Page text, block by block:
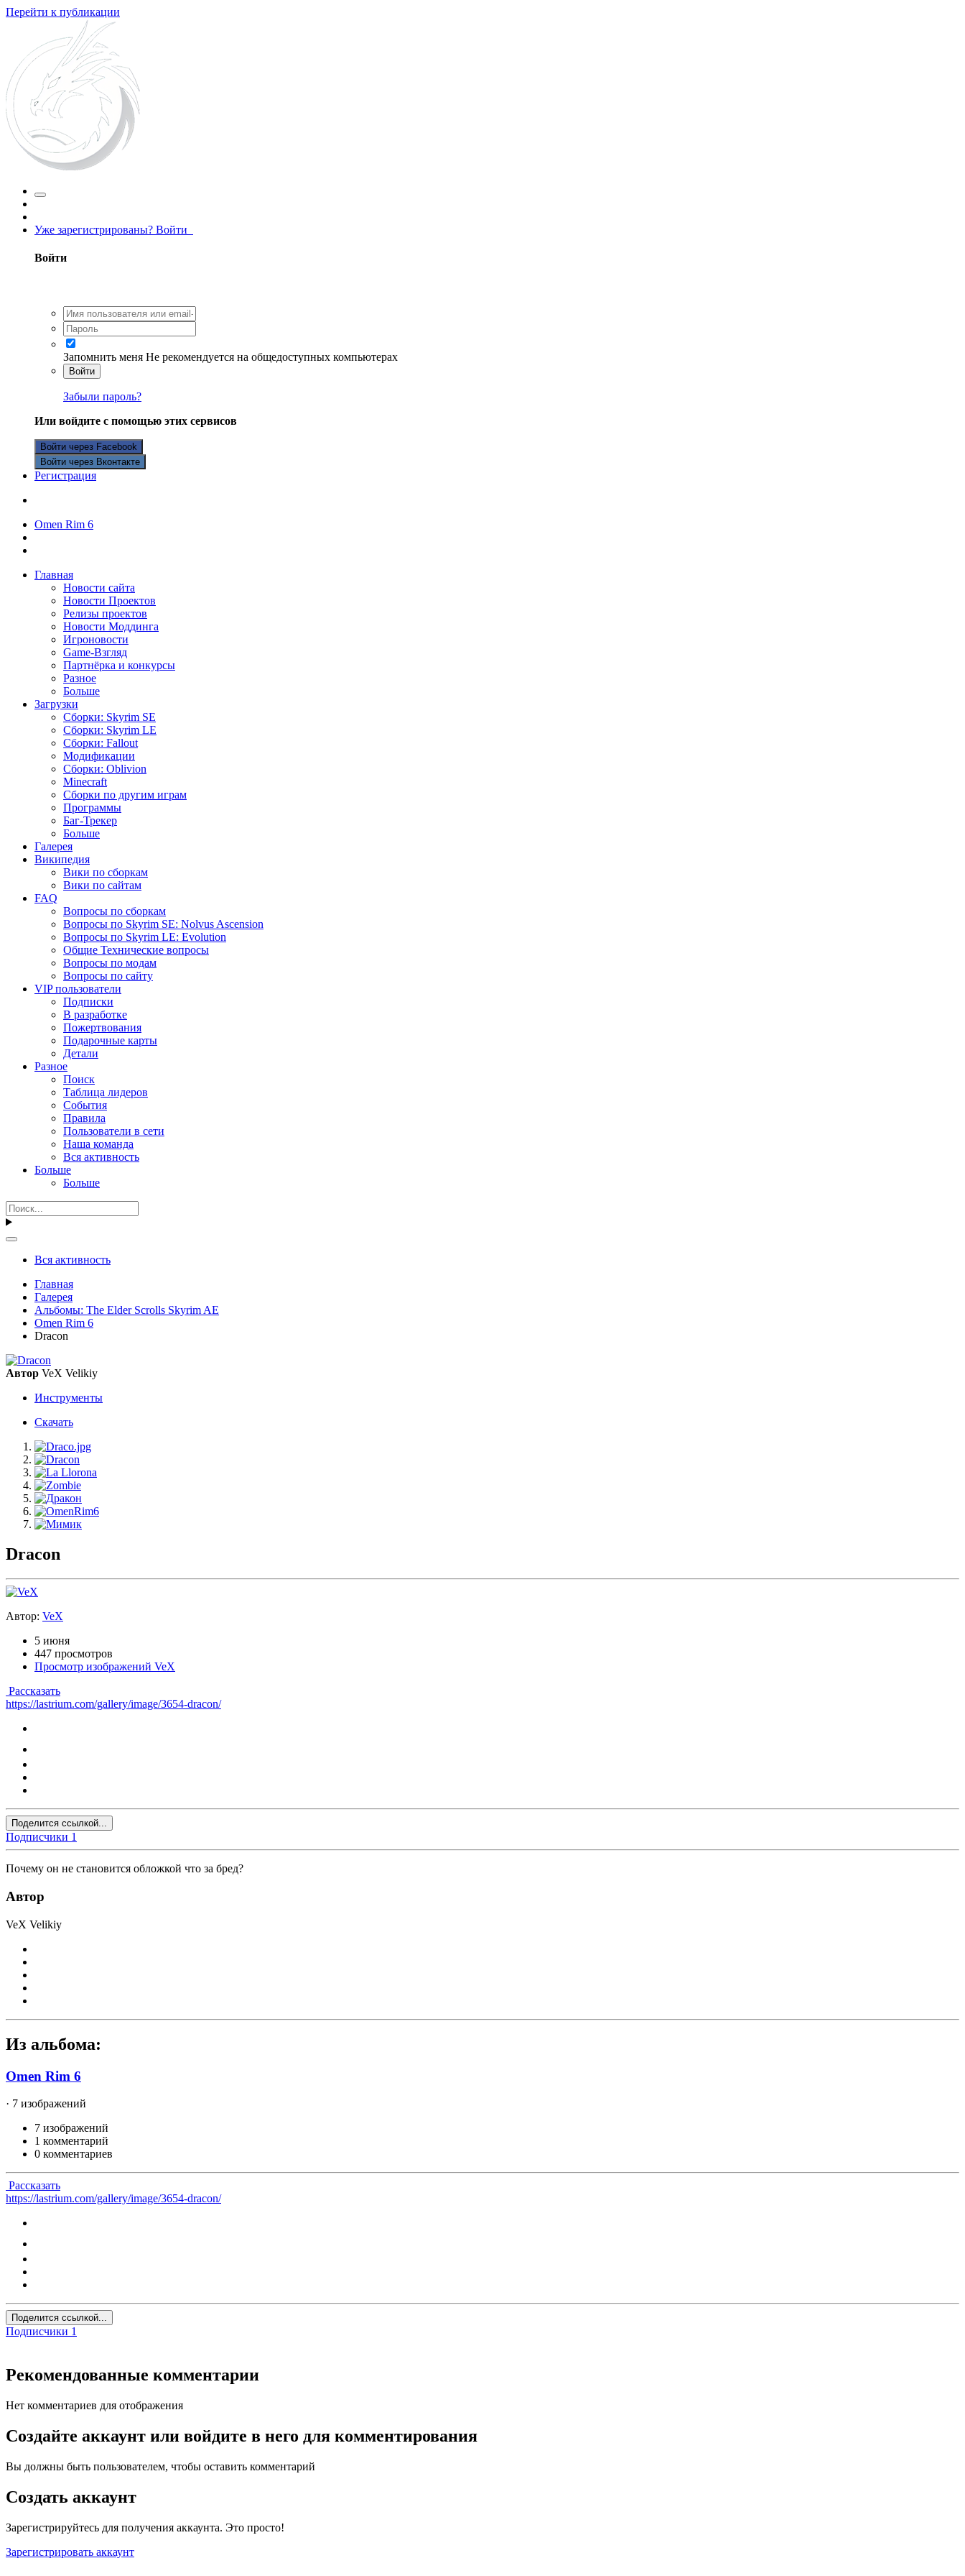
Перейти к публикации
Уже зарегистрированы? Войти
Войти
Запомнить меня Не рекомендуется на общедоступных компьютерах
Войти
Забыли пароль?
Или войдите с помощью этих сервисов
Войти через Facebook
Войти через Вконтакте
Регистрация
Omen Rim 6
Главная
Новости сайта
Новости Проектов
Релизы проектов
Новости Моддинга
Игроновости
Game-Взгляд
Партнёрка и конкурсы
Разное
Больше
Загрузки
Сборки: Skyrim SE
Сборки: Skyrim LE
Сборки: Fallout
Модификации
Сборки: Oblivion
Minecraft
Сборки по другим играм
Программы
Баг-Трекер
Больше
Галерея
Википедия
Вики по сборкам
Вики по сайтам
FAQ
Вопросы по сборкам
Вопросы по Skyrim SE: Nolvus Ascension
Вопросы по Skyrim LE: Evolution
Общие Технические вопросы
Вопросы по модам
Вопросы по сайту
VIP пользователи
Подписки
В разработке
Пожертвования
Подарочные карты
Детали
Разное
Поиск
Таблица лидеров
События
Правила
Пользователи в сети
Наша команда
Вся активность
Больше
Больше
Вся активность
Главная
Галерея
Альбомы: The Elder Scrolls Skyrim AE
Omen Rim 6
Dracon
Автор VeX Velikiy
Инструменты
Скачать
Dracon
Автор: VeX
5 июня
447 просмотров
Просмотр изображений VeX
Рассказать
https://lastrium.com/gallery/image/3654-dracon/
Поделится ссылкой...
Подписчики 1
Почему он не становится обложкой что за бред?
Автор
VeX Velikiy
Из альбома:
Omen Rim 6
· 7 изображений
7 изображений
1 комментарий
0 комментариев
Рассказать
https://lastrium.com/gallery/image/3654-dracon/
Поделится ссылкой...
Подписчики 1
Рекомендованные комментарии
Нет комментариев для отображения
Создайте аккаунт или войдите в него для комментирования
Вы должны быть пользователем, чтобы оставить комментарий
Создать аккаунт
Зарегистрируйтесь для получения аккаунта. Это просто!
Зарегистрировать аккаунт